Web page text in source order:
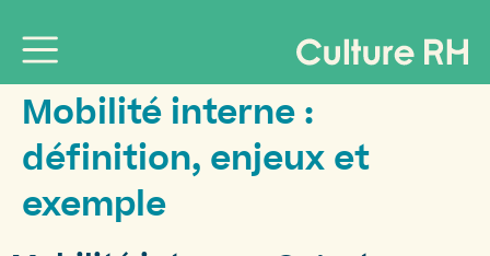
Mobilité interne :
définition, enjeux et
exemple